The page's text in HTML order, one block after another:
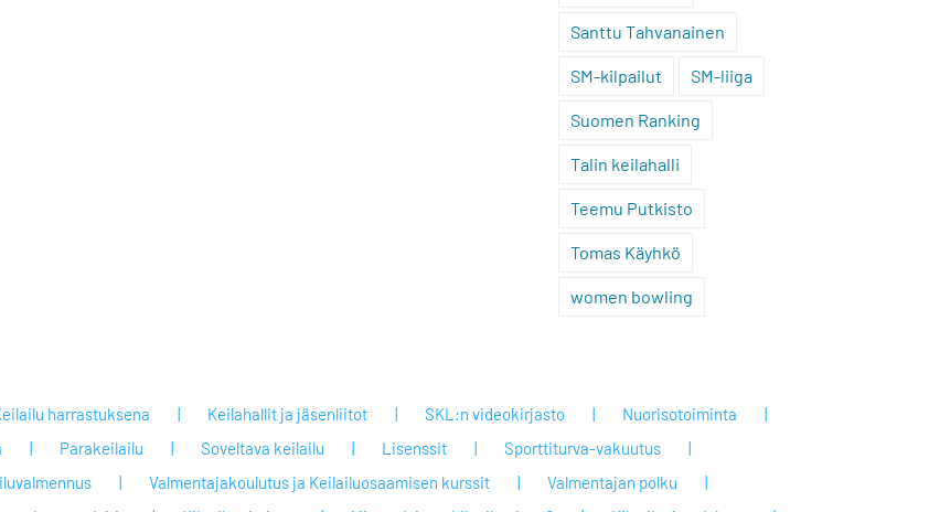
Santtu Tahvanainen
SM-kilpailut SM-liiga
Suomen Ranking
Talin keilahalli
Teemu Putkisto
Tomas Käyhkö
women bowling
harrastuksena Keilahallit ja jäsenliitot SKL:n videokirjasto
Nuorisotoiminta
Parakeilailu Soveltava keilailu Lisenssit
Sporttiturva-vakuutus
Valmentajakoulutus ja Keilailuosaamisen kurssit
Valmentajan polku